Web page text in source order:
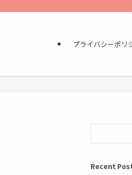
プライバシーポリ
Recent